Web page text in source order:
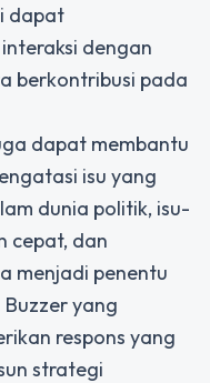
dapat
dengan
berkontribusi pada
dapat membantu
isu yang
dunia politik, isu-
cepat, dan
menjadi penentu
yang
respons yang
strategi